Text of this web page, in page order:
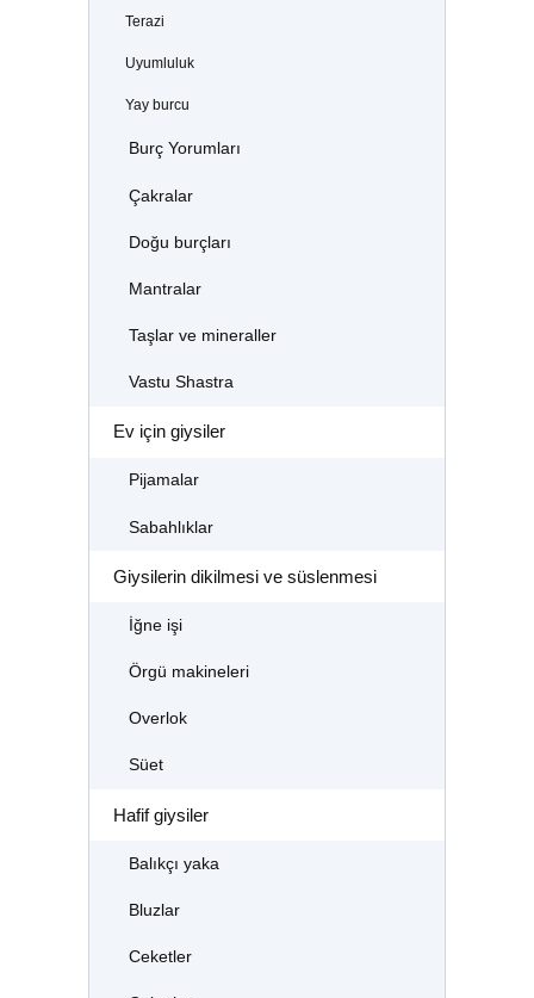
Terazi
Uyumluluk
Yay burcu
Burç Yorumları
Çakralar
Doğu burçları
Mantralar
Taşlar ve mineraller
Vastu Shastra
Ev için giysiler
Pijamalar
Sabahlıklar
Giysilerin dikilmesi ve süslenmesi
İğne işi
Örgü makineleri
Overlok
Süet
Hafif giysiler
Balıkçı yaka
Bluzlar
Ceketler